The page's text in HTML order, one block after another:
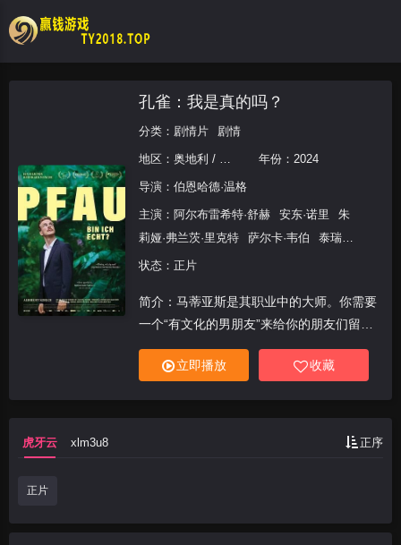
孔雀：我是真的吗？
分类： 剧情片 剧情
地区： 奥地利 / 德国 年份： 2024
导演： 伯恩哈德·温格
主演： 阿尔布雷希特·舒赫 安东·诺里
朱
莉娅·弗兰茨·里克特
萨尔卡·韦伯
泰瑞莎·
弗斯塔德·艾格斯珀
门斯·伯恩多夫
朵丽丝·德雷切舍
迈克尔·
埃德林格
玛丽亚·弗里里 妮娜·弗格
赫伯
特·福尔图贝尔
伊娃-玛丽亚·弗兰克
拉·加斯纳
塞莉娜·格拉夫
马库斯·哈梅
勒
阿里克谢·哈特利布-谢伊
凯瑟琳娜·豪
状态：正片
简介：马蒂亚斯是其职业中的大师。你需要
一个“有文化的男朋友”来给你的朋友们留下
深刻印象吗？或者是一个“完美的儿子”来影
响你的商业伙伴对你的看法？又或者只是一
立即播放 收藏
虎牙云 xlm3u8 正序
正片